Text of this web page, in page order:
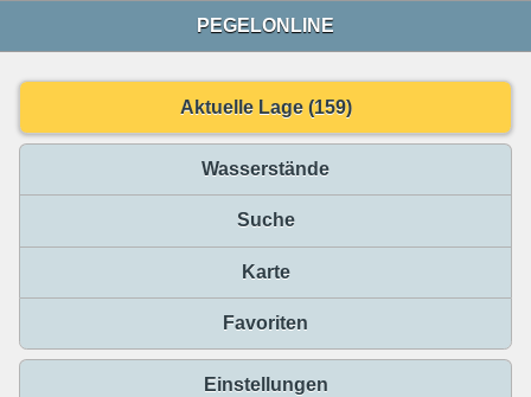
PEGELONLINE
Aktuelle Lage (159)
Wasserstände
Suche
Karte
Favoriten
Einstellungen